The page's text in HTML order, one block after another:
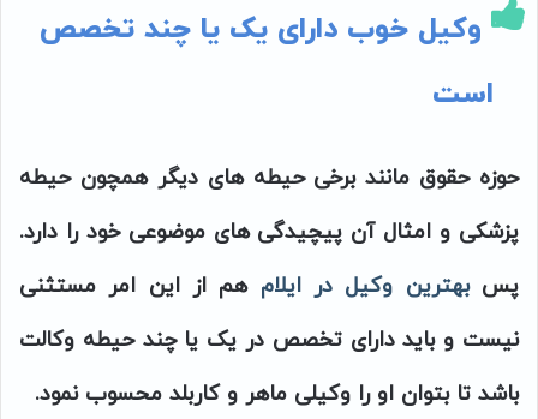
وکیل خوب دارای یک یا چند تخصص
است
حوزه حقوق مانند برخی حیطه های دیگر همچون حیطه
پزشکی و امثال آن پیچیدگی های موضوعی خود را دارد.
پسبهترین وکیل در ایلام هم از این امر مستثنی
نیست و باید دارای تخصص در یک یا چند حیطه وکالت
باشد تا بتوان او را وکیلی ماهر و کاربلد محسوب نمود.